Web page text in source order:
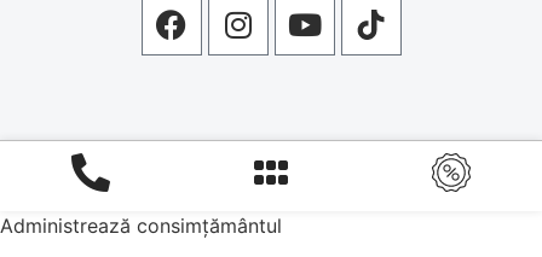
Administrează consimțământul